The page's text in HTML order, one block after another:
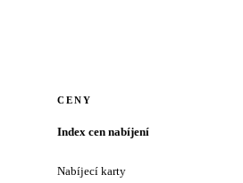
CENY
Index cen nabíjení
Nabíjecí karty